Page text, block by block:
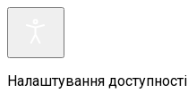
Налаштування доступності